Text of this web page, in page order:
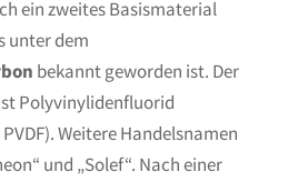
ein zweites Basismaterial
unter dem
bekannt geworden ist. Der
Polyvinylidenfluorid
Weitere Handelsnamen
und „Solef“. Nach einer